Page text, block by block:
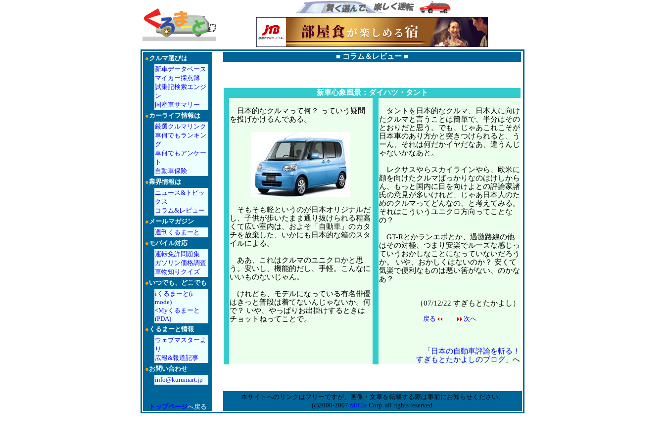
●クルマ選びは
新車データベース
マイカー採点簿
試乗記検索エンジ
ン
国産車サマリー
●カーライフ情報は
厳選クルマリンク
車何でもランキン
グ
車何でもアンケー
ト
自動車保険
●業界情報は
ニュース&トピッ
クス
コラム&レビュー
●メールマガジン
週刊くるまーと
●モバイル対応
運転免許問題集
ガソリン価格調査
車物知りクイズ
●いつでも、どこでも
iくるまーと(i-
mode)
<Myくるまーと
(PDA)
● くるまーと情報
ウェブマスターよ
り
広報&報道記事
●お問い合わせ
info@kurumart.jp
トップページへ戻る
■ コラム＆レビュー ■
新車心象風景：ダイハツ・タント
日本的なクルマって何？ っていう疑問
を投げかけるんである。
そもそも軽というのが日本オリジナルだ
し、子供が歩いたまま通り抜けられる程高
くて広い室内は、およそ「自動車」のカタ
チを放棄した、いかにも日本的な箱のスタ
イルによる。
ああ、これはクルマのユニクロかと思
う。安いし、機能的だし、手軽。こんなに
いいものないじゃん。
けれども、モデルになっている有名俳優
はきっと普段は着てないんじゃないか。何
で？ いや、やっぱりお出掛けするときは
チョットねってことで。
タントを日本的なクルマ、日本人に向け
たクルマと言うことは簡単で、半分はその
とおりだと思う。でも、じゃあこれこそが
日本車のあり方かと突きつけられると、う
ーん、それは何だかイヤだなあ、違うんじ
ゃないかなあと。
レクサスやらスカイラインやら、欧米に
顔を向けたクルマばっかりなのはけしから
ん、もっと国内に目を向けよとの評論家諸
氏の意見が多いけれど、じゃあ日本人のた
めのクルマってどんなの、と考えてみる。
それはこういうユニクロ方向ってことな
の？
GT-Rとかランエボとか、過激路線の他
はその対極、つまり安楽でルーズな感じっ
ていうおかしなことになっていないだろう
か。 いや、おかしくはないのか？ 安くて
気楽で便利なものは悪い筈がない、のかな
あ？
（07/12/22 すぎもとたかよし）
戻る 次へ
「 日本の自動車評論を斬る！
すぎもとたかよしのブログ 」へ
本サイトへのリンクはフリーですが、画像・文章を転載する際は事前にお知らせください。
(c)2000-2007 MICle Corp. all rights reserved.